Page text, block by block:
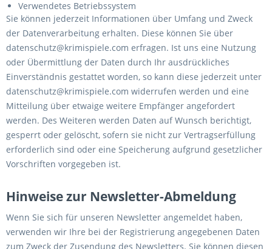
Verwendetes Betriebssystem
Sie können jederzeit Informationen über Umfang und Zweck
der Datenverarbeitung erhalten. Diese können Sie über
datenschutz@krimispiele.com erfragen. Ist uns eine Nutzung
oder Übermittlung der Daten durch Ihr ausdrückliches
Einverständnis gestattet worden, so kann diese jederzeit unter
datenschutz@krimispiele.com widerrufen werden und eine
Mitteilung über etwaige weitere Empfänger angefordert
werden. Des Weiteren werden Daten auf Wunsch berichtigt,
gesperrt oder gelöscht, sofern sie nicht zur Vertragserfüllung
erforderlich sind oder eine Speicherung aufgrund gesetzlicher
Vorschriften vorgegeben ist.
Hinweise zur Newsletter-Abmeldung
Wenn Sie sich für unseren Newsletter angemeldet haben,
verwenden wir Ihre bei der Registrierung angegebenen Daten
zum Zweck der Zusendung des Newsletters. Sie können diesen